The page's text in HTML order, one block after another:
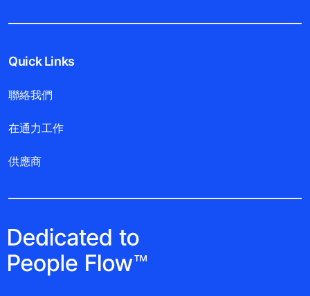
Quick Links
聯絡我們
在通力工作
供應商